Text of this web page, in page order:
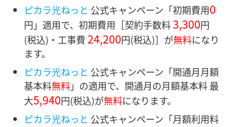
ピカラ光ねっと 公式キャンペーン「初期費用0
円」適用で、初期費用［契約手数料3,300円
(税込)・ 工事費 24,200円(税込)］ が無料になり
ます。
ピカラ光ねっと 公式キャンペーン「開通月月額
基本料無料」の適用で、開通月の月額基本料 最
大5,940円(税込)が無料になります。
ピカラ光ねっと 公式キャンペーン「月額利用料